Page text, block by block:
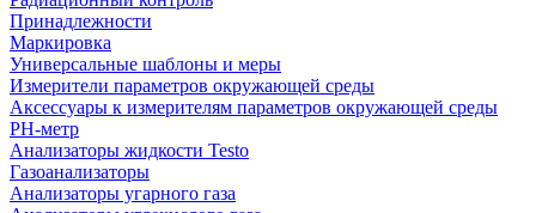
Принадлежности
Маркировка
Универсальные шаблоны и меры
Измерители параметров окружающей среды
Аксессуары к измерителям параметров окружающей среды
PH-метр
Анализаторы жидкости Testo
Газоанализаторы
Анализаторы угарного газа